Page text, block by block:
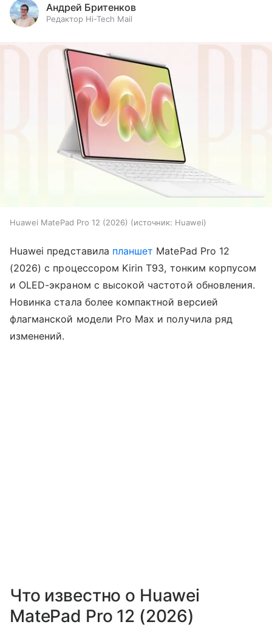
Андрей Бритенков
Редактор Hi-Tech Mail
Huawei MatePad Pro 12 (2026) источник: Huawei
Huawei представила планшет MatePad Pro 12
(2026) с процессором Kirin T93, тонким корпусом
и OLED-экраном с высокой частотой обновления.
Новинка стала более компактной версией
флагманской модели Pro Max и получила ряд
изменений.
Что известно о Huawei
MatePad Pro 12 (2026)